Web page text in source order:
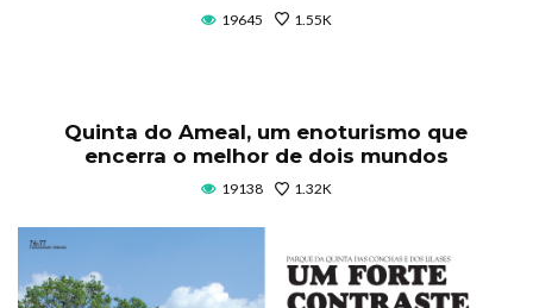
19645 1.55K
Quinta do Ameal, um enoturismo que
encerra o melhor de dois mundos
19138 1.32K